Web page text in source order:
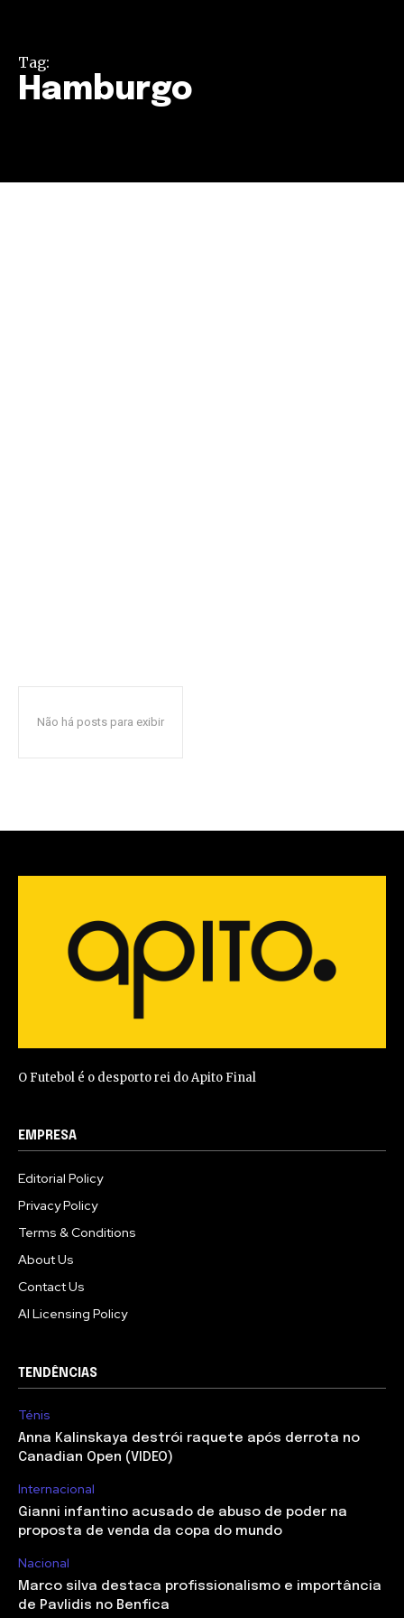
Tag:
Hamburgo
Não há posts para exibir
O Futebol é o desporto rei do Apito Final
EMPRESA
Editorial Policy
Privacy Policy
Terms & Conditions
About Us
Contact Us
AI Licensing Policy
TENDÊNCIAS
Ténis
Anna Kalinskaya destrói raquete após derrota no
Canadian Open (VIDEO)
Internacional
Gianni infantino acusado de abuso de poder na
proposta de venda da copa do mundo
Nacional
Marco silva destaca profissionalismo e importância
de Pavlidis no Benfica